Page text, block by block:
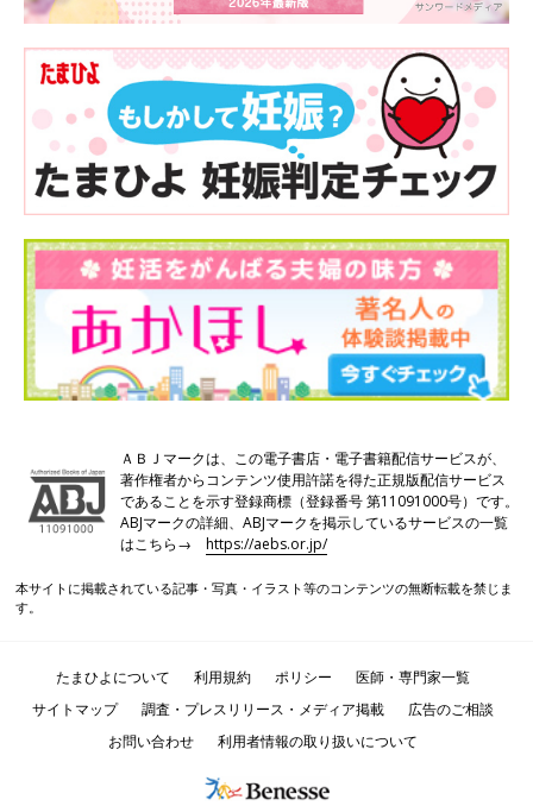
ＡＢＪマークは、この電子書店・電子書籍配信サービスが、
著作権者からコンテンツ使用許諾を得た正規版配信サービス
であることを示す登録商標（登録番号 第11091000号）です。
ABJマークの詳細、ABJマークを掲示しているサービスの一覧
はこちら→https://aebs.or.jp/
本サイトに掲載されている記事・写真・イラスト等のコンテンツの無断転載を禁じま
す。
たまひよについて 利用規約 ポリシー
医師・専門家一覧
サイトマップ
調査・プレスリリース・メディア掲載
広告のご相談
お問い合わせ
利用者情報の取り扱いについて